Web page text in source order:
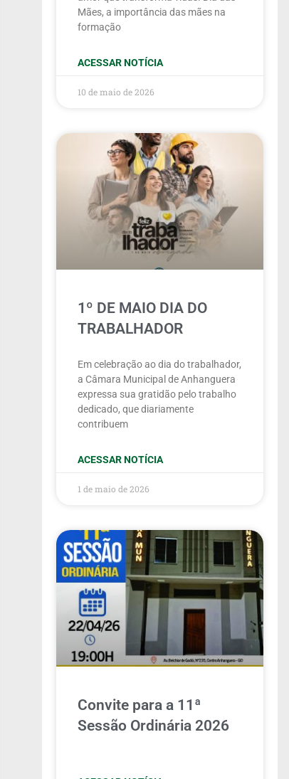
Mães, a importância das mães na
formação
ACESSAR NOTÍCIA
10 de maio de 2026
1º DE MAIO DIA DO
TRABALHADOR
Em celebração ao dia do trabalhador,
a Câmara Municipal de Anhanguera
expressa sua gratidão pelo trabalho
dedicado, que diariamente
contribuem
ACESSAR NOTÍCIA
1 de maio de 2026
Convite para a 11ª
Sessão Ordinária 2026